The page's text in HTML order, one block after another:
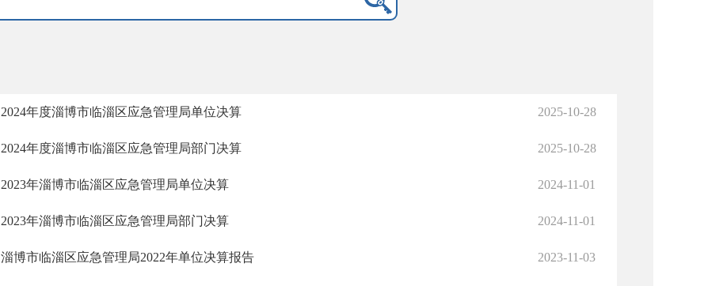
2024年度淄博市临淄区应急管理局单位决算 2025-10-28
2024年度淄博市临淄区应急管理局部门决算 2025-10-28
2023年淄博市临淄区应急管理局单位决算 2024-11-01
2023年淄博市临淄区应急管理局部门决算 2024-11-01
淄博市临淄区应急管理局2022年单位决算报告 2023-11-03